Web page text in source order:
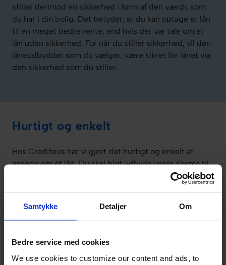
Samtykke Detaljer Om
Bedre service med cookies
We use cookies to customize our content and ads, to
stiller derimod en sikkerhed i form af den værdi, som
du har i din bolig. Det betyder, at du kan optage et lån
til en meget bedre rente, end hvis der var tale om et
lån uden sikkerhed. For når du stiller sikkerhed, vil den
låneudbydder som du vælger, være sikret for lånet via
den sikkerhed som du stiller.
Hurtigt og enkelt
Hos Crediteus har vi gjort det hurtigt og enkelt at
ansøge om et lån. Du skal blot udfylde vores skema til
ansøgning. Så sørger vi for, at du får de bedste tilbud
fra over 20 banker og låneinstitutter. Herefter kan du i
behov. Vi har gjort det nemt og overskueligt for dig.
Du får en komplet oversigt over, hvad det vil koste at
ÅOP